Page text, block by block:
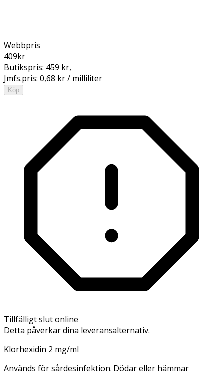
Webbpris
409kr
Butikspris: 459 kr,
Jmfs.pris: 0,68 kr / milliliter
Köp
Tillfälligt slut online
Detta påverkar dina leveransalternativ.
Klorhexidin 2 mg/ml
Används för sårdesinfektion. Dödar eller hämmar